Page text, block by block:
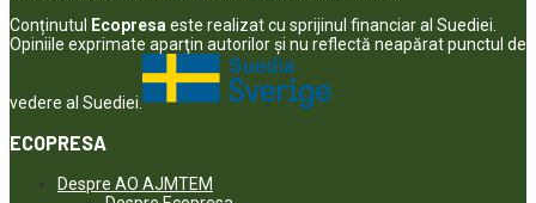
Conținutul
Ecopresa este realizat cu sprijinul financiar al Suediei.
Opiniile exprimate aparţin autorilor şi nu reflectă neapărat punctul de
vedere al Suediei.
ECOPRESA
Despre AO AJMTEM